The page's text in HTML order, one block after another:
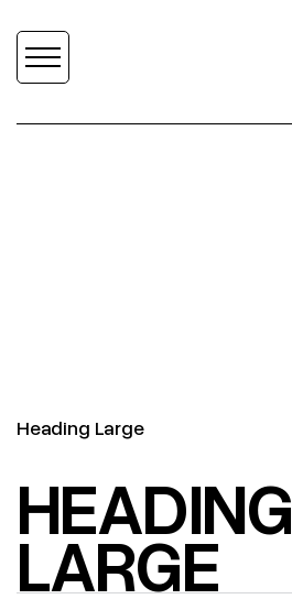
Heading Large
HEADING
LARGE